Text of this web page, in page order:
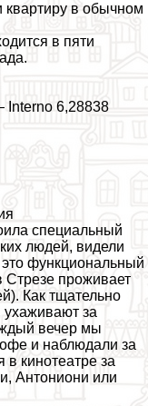
в обычном
в пяти
Interno 6,28838
специальный
людей, видели
функциональный
Стрезе проживает
Как тщательно
за
вечер мы
и наблюдали за
в кинотеатре за
Антониони или